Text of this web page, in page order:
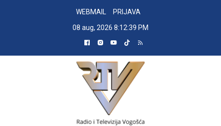
WEBMAIL
PRIJAVA
08 aug, 2026 8:12:40 PM